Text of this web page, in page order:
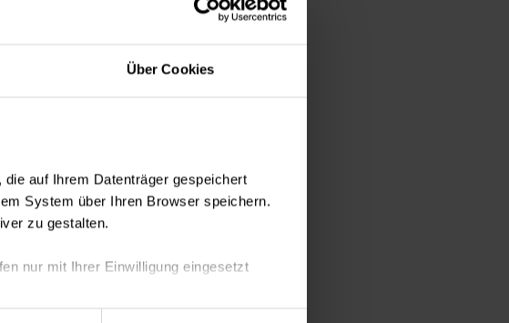
Über Cookies
auf Ihrem Datenträger gespeichert
System über Ihren Browser speichern.
zu gestalten.
nur mit Ihrer Einwilligung eingesetzt
und